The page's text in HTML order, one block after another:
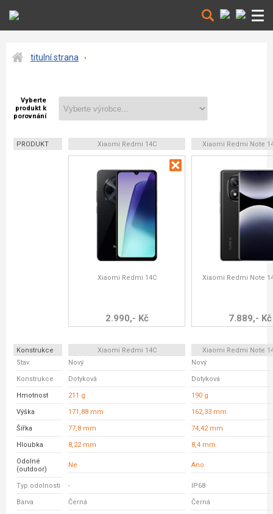
titulní strana
Vyberte
produkt k
porovnání
PRODUKT Xiaomi Redmi 14C Xiaomi Redmi Note
Xiaomi Redmi 14C
2.990,- Kč
Xiaomi Redmi Note
7.889,- Kč
Konstrukce Xiaomi Redmi 14C
Xiaomi Redmi Note
Stav
Nový Nový
Konstrukce Dotyková Dotyková
Hmotnost 211 g 190 g
Výška 171,88 mm 162,33 mm
Šířka 77,8 mm 74,42 mm
Hloubka 8,22 mm 8,4 mm
Odolné
(outdoor)
Ne Ano
Typ odolnosti - IP68
Barva Černá Černá